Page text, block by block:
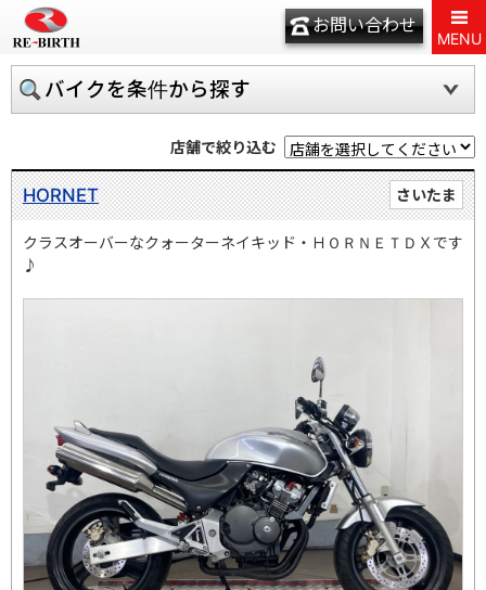
お問い合わせ
MENU
バイクを条件から探す
店舗で絞り込む
さいたま
HORNET
クラスオーバーなクォーターネイキッド・ＨＯＲＮＥＴＤＸです
♪